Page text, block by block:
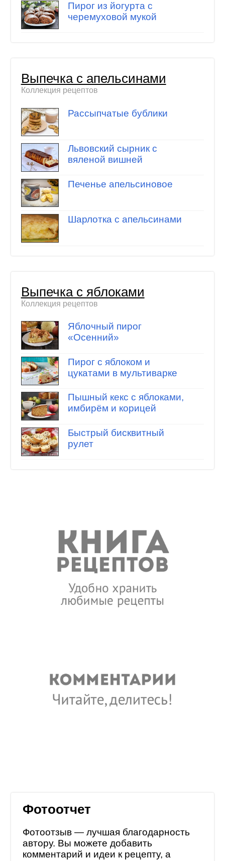
Пирог из йогурта с
черемуховой мукой
Выпечка с апельсинами
Коллекция рецептов
Рассыпчатые бублики
Львовский сырник с
вяленой вишней
Печенье апельсиновое
Шарлотка с апельсинами
Выпечка с яблоками
Коллекция рецептов
Яблочный пирог
«Осенний»
Пирог с яблоком и
цукатами в мультиварке
Пышный кекс с яблоками,
имбирём и корицей
Быстрый бисквитный
рулет
Фотоотчет
Фотоотзыв — лучшая благодарность
автору. Вы можете добавить
комментарий и идеи к рецепту, а